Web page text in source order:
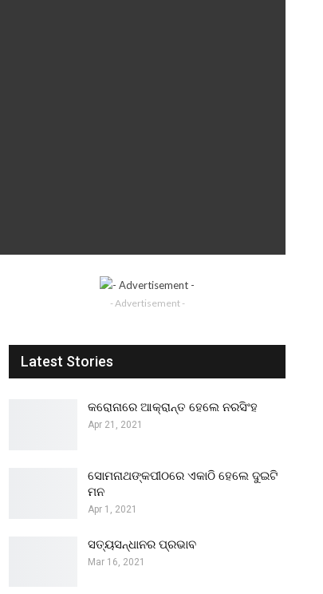
- Advertisement -
Latest Stories
କରୋନାରେ ଆକ୍ରାନ୍ତ ହେଲେ ନରସିଂହ
Apr 21, 2021
ସୋମନାଥଙ୍କପୀଠରେ ଏକାଠି ହେଲେ ଦୁଇଟି
ମନ
Apr 1, 2021
ସତ୍ୟସନ୍ଧାନର ପ୍ରଭାବ
Mar 16, 2021